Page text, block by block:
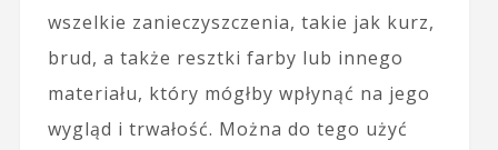
wszelkie zanieczyszczenia, takie jak kurz,
brud, a także resztki farby lub innego
materiału, który mógłby wpłynąć na jego
wygląd i trwałość. Można do tego użyć